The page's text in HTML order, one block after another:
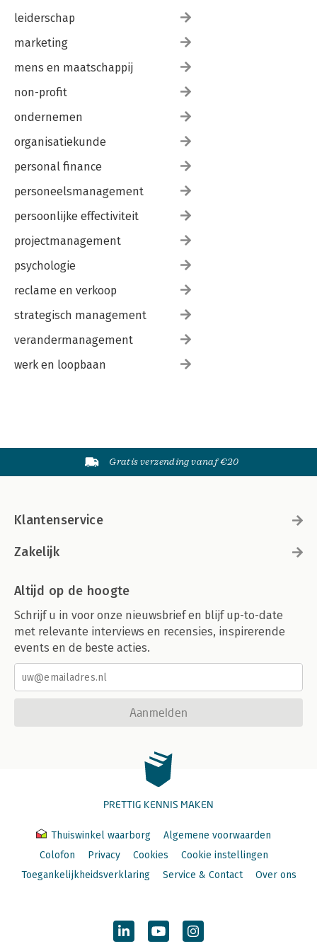
leiderschap
marketing
mens en maatschappij
non-profit
ondernemen
organisatiekunde
personal finance
personeelsmanagement
persoonlijke effectiviteit
projectmanagement
psychologie
reclame en verkoop
strategisch management
verandermanagement
werk en loopbaan
Gratis verzending vanaf €20
Klantenservice
Zakelijk
Altijd op de hoogte
Schrijf u in voor onze nieuwsbrief en blijf up-to-date
met relevante interviews en recensies, inspirerende
events en de beste acties.
Aanmelden
PRETTIG KENNIS MAKEN
Thuiswinkel waarborg
Algemene voorwaarden
Colofon
Privacy Cookies
Cookie instellingen
Toegankelijkheidsverklaring
Service & Contact Over ons